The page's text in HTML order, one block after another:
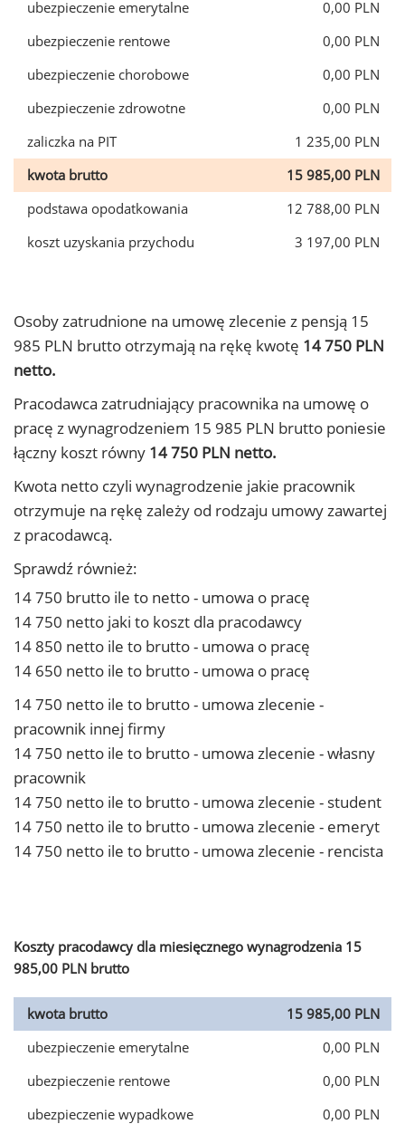
ubezpieczenie emerytalne
0,00 PLN
ubezpieczenie rentowe
0,00 PLN
ubezpieczenie chorobowe
0,00 PLN
ubezpieczenie zdrowotne
0,00 PLN
zaliczka na PIT
1 235,00 PLN
kwota brutto
15 985,00 PLN
podstawa opodatkowania
12 788,00 PLN
koszt uzyskania przychodu
3 197,00 PLN
Osoby zatrudnione na umowę zlecenie z pensją 15
985 PLN brutto otrzymają na rękę kwotę 14 750 PLN
netto.
Pracodawca zatrudniający pracownika na umowę o
pracę z wynagrodzeniem 15 985 PLN brutto poniesie
łączny koszt równy 14 750 PLN netto.
Kwota netto czyli wynagrodzenie jakie pracownik
otrzymuje na rękę zależy od rodzaju umowy zawartej
z pracodawcą.
Sprawdź również:
14 750 brutto ile to netto - umowa o pracę
14 750 netto jaki to koszt dla pracodawcy
14 850 netto ile to brutto - umowa o pracę
14 650 netto ile to brutto - umowa o pracę
14 750 netto ile to brutto - umowa zlecenie -
pracownik innej firmy
14 750 netto ile to brutto - umowa zlecenie - własny
pracownik
14 750 netto ile to brutto - umowa zlecenie - student
14 750 netto ile to brutto - umowa zlecenie - emeryt
14 750 netto ile to brutto - umowa zlecenie - rencista
Koszty pracodawcy dla miesięcznego wynagrodzenia 15
985,00 PLN brutto
kwota brutto
15 985,00 PLN
ubezpieczenie emerytalne
0,00 PLN
ubezpieczenie rentowe
0,00 PLN
ubezpieczenie wypadkowe
0,00 PLN